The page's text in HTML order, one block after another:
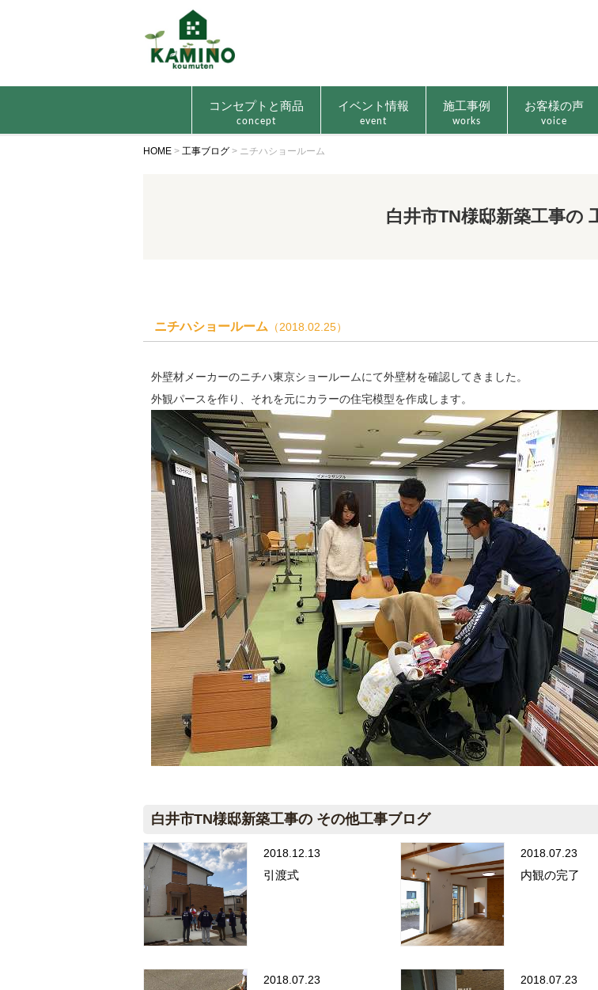
コンセプトと商品
concept
イベント情報
event
施工事例
works
お客様の声
voice
HOME > 工事ブログ > ニチハショールーム
白井市TN様邸新築工事の
ニチハショールーム （2018.02.25）
外壁材メーカーのニチハ東京ショールームにて外壁材を確認してきました。
外観パースを作り、それを元にカラーの住宅模型を作成します。
白井市TN様邸新築工事の その他工事ブログ
2018.12.13
引渡式
2018.07.23
内観の完了
2018.07.23 2018.07.23